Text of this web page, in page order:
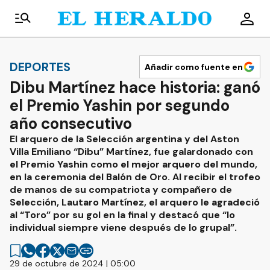
DEPORTES Añadir como fuente en
Dibu Martínez hace historia: ganó
el Premio Yashin por segundo
año consecutivo
El arquero de la Selección argentina y del Aston
Villa Emiliano “Dibu” Martínez, fue galardonado con
el Premio Yashin como el mejor arquero del mundo,
en la ceremonia del Balón de Oro. Al recibir el trofeo
de manos de su compatriota y compañero de
Selección, Lautaro Martínez, el arquero le agradeció
al “Toro” por su gol en la final y destacó que “lo
individual siempre viene después de lo grupal”.
29 de octubre de 2024 | 05:00